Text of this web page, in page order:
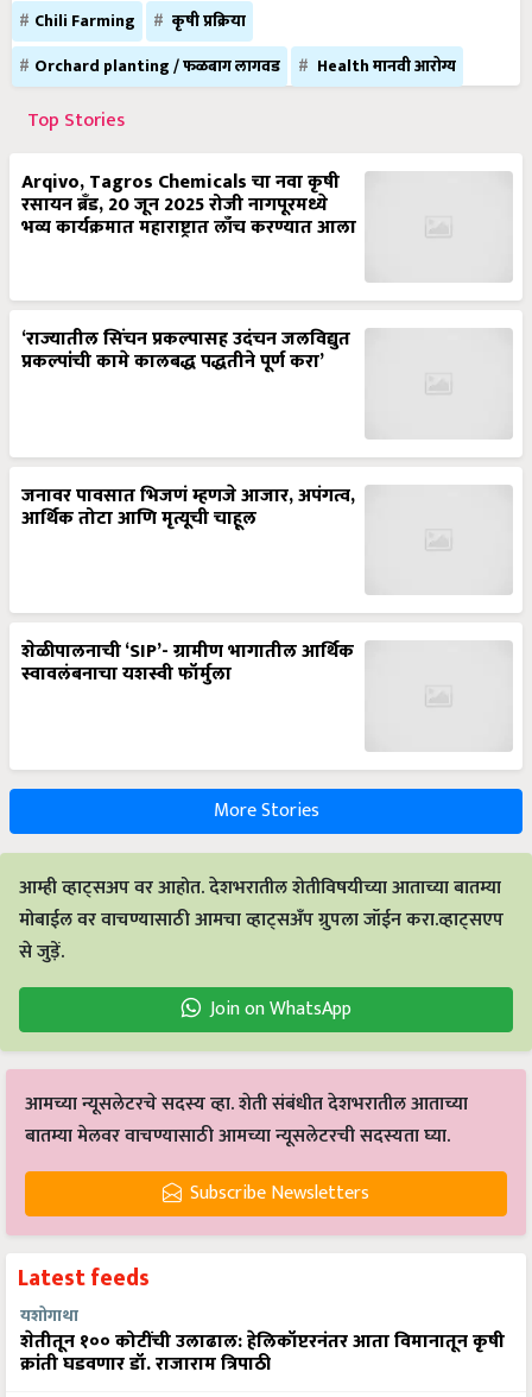
Chili Farming
कृषी प्रक्रिया
Orchard planting / फळबाग लागवड
Health मानवी आरोग्य
Top Stories
Arqivo, Tagros Chemicals चा नवा कृषी
रसायन ब्रँड, 20 जून 2025 रोजी नागपूरमध्ये
भव्य कार्यक्रमात महाराष्ट्रात लाँच करण्यात आला
‘राज्यातील सिंचन प्रकल्पासह उदंचन जलविद्युत
प्रकल्पांची कामे कालबद्ध पद्धतीने पूर्ण करा’
जनावर पावसात भिजणं म्हणजे आजार, अपंगत्व,
आर्थिक तोटा आणि मृत्यूची चाहूल
शेळीपालनाची ‘SIP’- ग्रामीण भागातील आर्थिक
स्वावलंबनाचा यशस्वी फॉर्मुला
More Stories
आम्ही व्हाट्सअप वर आहोत. देशभरातील शेतीविषयीच्या आताच्या बातम्या
मोबाईल वर वाचण्यासाठी आमचा व्हाट्सअँप ग्रुपला जॉईन करा.व्हाट्सएप
से जुड़ें.
Join on WhatsApp
आमच्या न्यूसलेटरचे सदस्य व्हा. शेती संबंधीत देशभरातील आताच्या
बातम्या मेलवर वाचण्यासाठी आमच्या न्यूसलेटरची सदस्यता घ्या.
Subscribe Newsletters
Latest feeds
यशोगाथा
शेतीतून १०० कोटींची उलाढाल: हेलिकॉप्टरनंतर आता विमानातून कृषी
क्रांती घडवणार डॉ. राजाराम त्रिपाठी